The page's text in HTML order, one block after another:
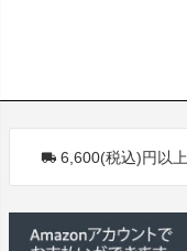
6,600(税込)円以上